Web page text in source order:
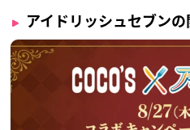
【価格】
初回限定盤A：3,850円 (10%税込)
初回限定盤B：3,850円 (10%税
通常盤：3,300円 (10%税込)
アイドリッシュセブン